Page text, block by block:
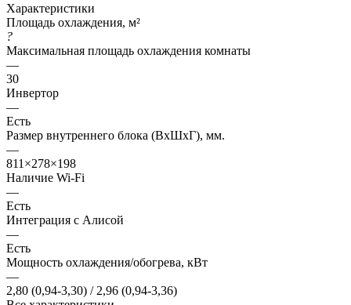
Характеристики
Площадь охлаждения, м²
?
Максимальная площадь охлаждения комнаты
—
30
Инвертор
—
Есть
Размер внутреннего блока (ВхШхГ), мм.
—
811×278×198
Наличие Wi-Fi
—
Есть
Интеграция с Алисой
—
Есть
Мощность охлаждения/обогрева, кВт
—
2,80 (0,94-3,30) / 2,96 (0,94-3,36)